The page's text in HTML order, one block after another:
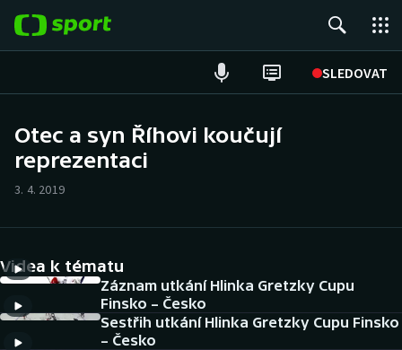
SLEDOVAT
Hokej
Cyklistika
DALŠÍ SPORTY
Otec a syn Říhovi koučují
reprezentaci
3. 4. 2019
Videa k tématu
Záznam utkání Hlinka Gretzky Cupu
Finsko – Česko
Sestřih utkání Hlinka Gretzky Cupu Finsko
– Česko